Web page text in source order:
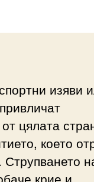
изяви
цялата
което
Струпването
крие и